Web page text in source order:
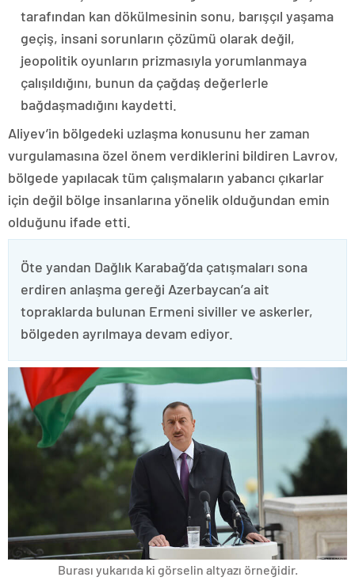
tarafından kan dökülmesinin sonu, barışçıl yaşama
geçiş, insani sorunların çözümü olarak değil,
jeopolitik oyunların prizmasıyla yorumlanmaya
çalışıldığını, bunun da çağdaş değerlerle
bağdaşmadığını kaydetti.
Aliyev’in bölgedeki uzlaşma konusunu her zaman
vurgulamasına özel önem verdiklerini bildiren Lavrov,
bölgede yapılacak tüm çalışmaların yabancı çıkarlar
için değil bölge insanlarına yönelik olduğundan emin
olduğunu ifade etti.
Öte yandan Dağlık Karabağ’da çatışmaları sona
erdiren anlaşma gereği Azerbaycan’a ait
topraklarda bulunan Ermeni siviller ve askerler,
bölgeden ayrılmaya devam ediyor.
Burası yukarıda ki görselin altyazı örneğidir.